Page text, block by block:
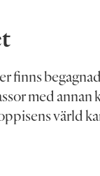
finns
med annan
värld